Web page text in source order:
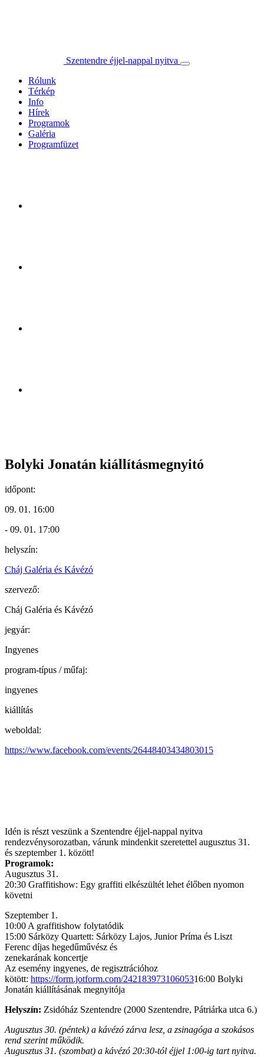
Szentendre éjjel-nappal nyitva
Rólunk
Térkép
Info
Hírek
Programok
Galéria
Programfüzet
Bolyki Jonatán kiállításmegnyitó
időpont:
09. 01. 16:00
- 09. 01. 17:00
helyszín:
Cháj Galéria és Kávézó
szervező:
Cháj Galéria és Kávézó
jegyár:
Ingyenes
program-típus / műfaj:
ingyenes
kiállítás
weboldal:
https://www.facebook.com/events/26448403434803015
Idén is részt veszünk a Szentendre éjjel-nappal nyitva
rendezvénysorozatban, várunk mindenkit szeretettel augusztus 31.
és szeptember 1. között!
Programok:
Augusztus 31.
20:30 Graffitishow: Egy graffiti elkészültét lehet élőben nyomon
követni
Szeptember 1.
10:00 A graffitishow folytatódik
15:00 Sárközy Quartett: Sárközy Lajos, Junior Príma és Liszt
Ferenc díjas hegedűművész és
zenekarának koncertje
Az esemény ingyenes, de regisztrációhoz
kötött: https://form.jotform.com/24218397310605316:00 Bolyki
Jonatán kiállításának megnyitója
Helyszín: Zsidóház Szentendre (2000 Szentendre, Pátriárka utca 6.)
Augusztus 30. (péntek) a kávézó zárva lesz, a zsinagóga a szokásos
rend szerint működik.
Augusztus 31. (szombat) a kávézó 20:30-tól éjjel 1:00-ig tart nyitva.